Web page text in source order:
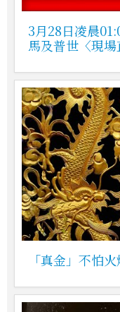
3月28日凌晨
馬及普世〈現場
「真金」不怕